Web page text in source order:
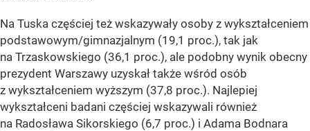
Na Tuska częściej też wskazywały osoby z wykształceniem
podstawowym/gimnazjalnym (19,1 proc.), tak jak
na Trzaskowskiego (36,1 proc.), ale podobny wynik obecny
prezydent Warszawy uzyskał także wśród osób
z wykształceniem wyższym (37,8 proc.). Najlepiej
wykształceni badani częściej wskazywali również
na Radosława Sikorskiego (6,7 proc.) i Adama Bodnara